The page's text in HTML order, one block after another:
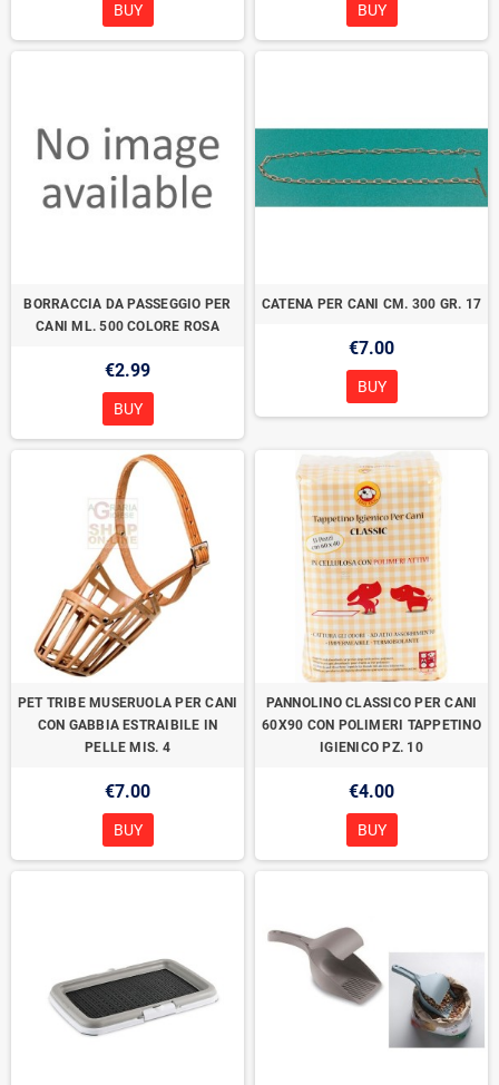
BUY BUY
BORRACCIA DA PASSEGGIO PER
CANI ML. 500 COLORE ROSA
€2.99
BUY
CATENA PER CANI CM. 300 GR. 17
€7.00
BUY
PET TRIBE MUSERUOLA PER CANI
CON GABBIA ESTRAIBILE IN
PELLE MIS. 4
€7.00
BUY
PANNOLINO CLASSICO PER CANI
60X90 CON POLIMERI TAPPETINO
IGIENICO PZ. 10
€4.00
BUY